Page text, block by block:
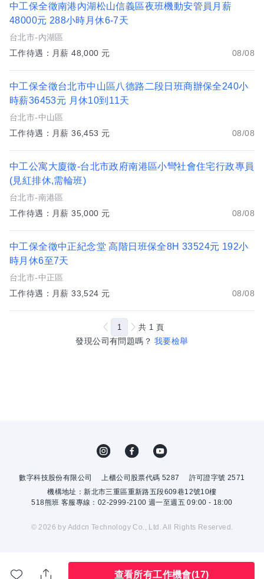
中工保全徵南港內湖松山信義區夜班機動安管員月薪
48000元 288小時月休6-7天
台北市-內湖區
工作待遇：月薪 48,000 元
08/08
中工保全徵台北市中山區八德路二段日班商辦保全240小
時薪36453元 月休10到11天
台北市-中山區
工作待遇：月薪 36,453 元
08/08
中工公寓大廈徵-台北市政府南港區小彎社會住宅行政專員
(見紅排休,需輪班)
台北市-南港區
工作待遇：月薪 35,000 元
08/08
中工保全徵中正紀念堂 高階日班保全8H 33524元 192小
時月休6至7天
台北市-中正區
工作待遇：月薪 33,524 元
08/08
發現公司有問題嗎？ 我要檢舉
1 共 1 頁
查看所有工作機會(17)
數字科技股份有限公司 上櫃公司股票代碼 5287
許可證字號 2571
機構地址：新北市三重區重新路五段609巷12號10樓
518熊班 客服專線：02-2999-2100 週一至週五 09:00 - 18:00
© 2026 by Addcn Technology Co., Ltd. All Rights Reserved.